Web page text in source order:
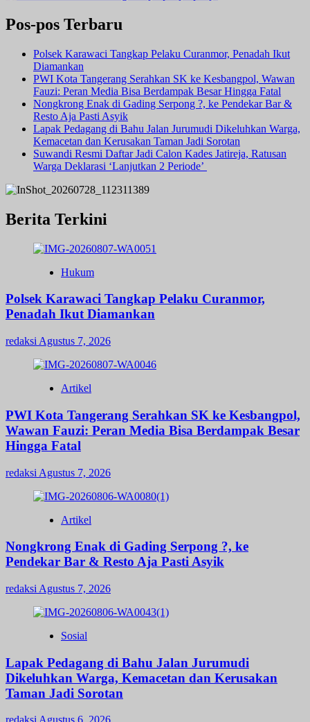
Pos-pos Terbaru
Polsek Karawaci Tangkap Pelaku Curanmor, Penadah Ikut
Diamankan
PWI Kota Tangerang Serahkan SK ke Kesbangpol, Wawan
Fauzi: Peran Media Bisa Berdampak Besar Hingga Fatal
Nongkrong Enak di Gading Serpong ?, ke Pendekar Bar &
Resto Aja Pasti Asyik
Lapak Pedagang di Bahu Jalan Jurumudi Dikeluhkan Warga,
Kemacetan dan Kerusakan Taman Jadi Sorotan
Suwandi Resmi Daftar Jadi Calon Kades Jatireja, Ratusan
Warga Deklarasi ‘Lanjutkan 2 Periode’
Berita Terkini
Hukum
Polsek Karawaci Tangkap Pelaku Curanmor,
Penadah Ikut Diamankan
redaksi Agustus 7, 2026
Artikel
PWI Kota Tangerang Serahkan SK ke Kesbangpol,
Wawan Fauzi: Peran Media Bisa Berdampak Besar
Hingga Fatal
redaksi Agustus 7, 2026
Artikel
Nongkrong Enak di Gading Serpong ?, ke
Pendekar Bar & Resto Aja Pasti Asyik
redaksi Agustus 7, 2026
Sosial
Lapak Pedagang di Bahu Jalan Jurumudi
Dikeluhkan Warga, Kemacetan dan Kerusakan
Taman Jadi Sorotan